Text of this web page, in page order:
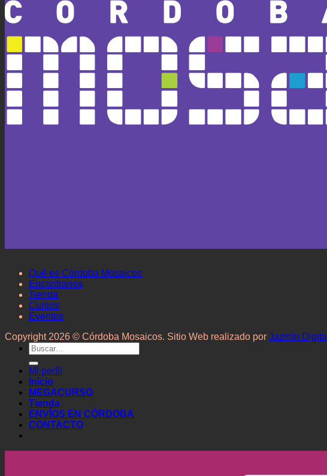
Qué es Córdoba Mosaicos
Encontranos
Tienda
Cursos
Eventos
Copyright 2026 © Córdoba Mosaicos. Sitio Web realizado por Jazmín Digital
Buscar
por:
Mi perfil
Inicio
MEGACURSO
Tienda
ENVÍOS EN CÓRDOBA
CONTACTO